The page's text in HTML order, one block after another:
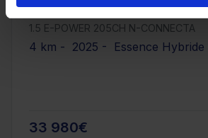
NISSAN QASHQAI
1.5 E-POWER 205CH N-CONNECTA
4 km - 2025 - Essence
33 980€